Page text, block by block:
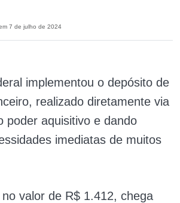
7 de julho de 2024
implementou o depósito de
realizado diretamente via
poder aquisitivo e dando
imediatas de muitos
valor de R$ 1.412, chega